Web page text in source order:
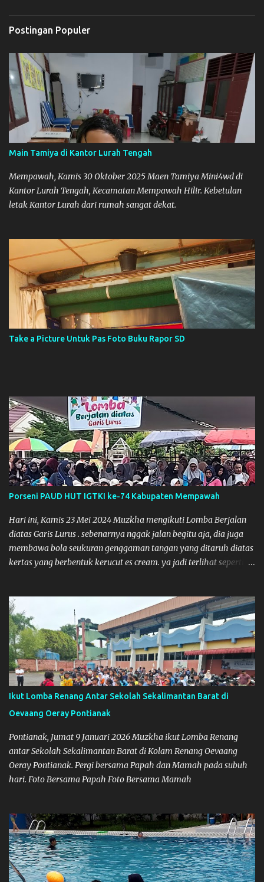
Postingan Populer
Main Tamiya di Kantor Lurah Tengah
Mempawah, Kamis 30 Oktober 2025 Maen Tamiya Mini4wd di
Kantor Lurah Tengah, Kecamatan Mempawah Hilir. Kebetulan
letak Kantor Lurah dari rumah sangat dekat.
Take a Picture Untuk Pas Foto Buku Rapor SD
Porseni PAUD HUT IGTKI ke-74 Kabupaten Mempawah
Hari ini, Kamis 23 Mei 2024 Muzkha mengikuti Lomba Berjalan
diatas Garis Lurus . sebenarnya nggak jalan begitu aja, dia juga
membawa bola seukuran genggaman tangan yang ditaruh diatas
kertas yang berbentuk kerucut es cream. ya jadi terlihat seperti
yang acaranya mirip kayak kegiatan Gebyar PAUD, Festival
Lomba Seni dan Kreativitas pada tahun lalu.
Ikut Lomba Renang Antar Sekolah Sekalimantan Barat di
Oevaang Oeray Pontianak
Pontianak, Jumat 9 Januari 2026 Muzkha ikut Lomba Renang
antar Sekolah Sekalimantan Barat di Kolam Renang Oevaang
Oeray Pontianak. Pergi bersama Papah dan Mamah pada subuh
hari. Foto Bersama Papah Foto Bersama Mamah